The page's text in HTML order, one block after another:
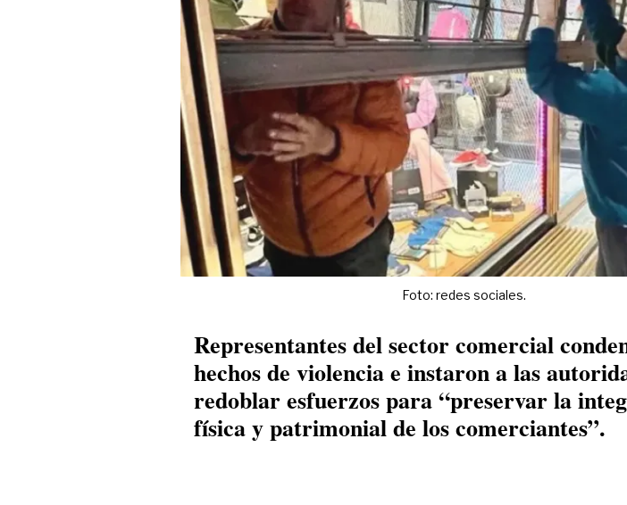
Foto: redes sociales.
Representantes del sector comercial
hechos de violencia e instaron a las
redoblar esfuerzos para “preservar la
física y patrimonial de los comerciantes”.